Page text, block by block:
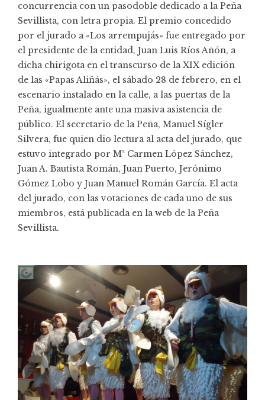
concurrencia con un pasodoble dedicado a la Peña
Sevillista, con letra propia. El premio concedido
por el jurado a «Los arrempujás» fue entregado por
el presidente de la entidad, Juan Luis Ríos Añón, a
dicha chirigota en el transcurso de la XIX edición
de las «Papas Aliñás», el sábado 28 de febrero, en el
escenario instalado en la calle, a las puertas de la
Peña, igualmente ante una masiva asistencia de
público. El secretario de la Peña, Manuel Sígler
Silvera, fue quien dio lectura al acta del jurado, que
estuvo integrado por Mª Carmen López Sánchez,
Juan A. Bautista Román, Juan Puerto, Jerónimo
Gómez Lobo y Juan Manuel Román García. El acta
del jurado, con las votaciones de cada uno de sus
miembros, está publicada en la web de la Peña
Sevillista.